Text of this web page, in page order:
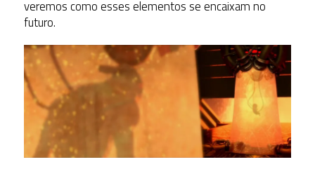
veremos como esses elementos se encaixam no
futuro.